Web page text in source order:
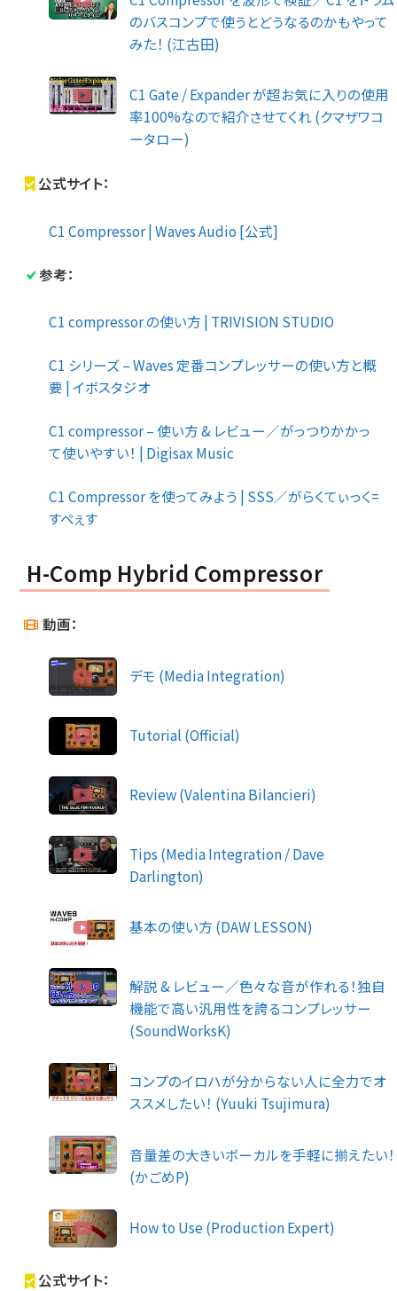
のバスコンプで使うとどうなるのかもやって
みた！ (江古田)
C1 Gate / Expander が超お気に入りの使用
率100%なので紹介させてくれ (クマザワコ
ータロー)
公式サイト：
C1 Compressor | Waves Audio [公式]
参考：
C1 compressor の使い方 | TRIVISION STUDIO
C1 シリーズ – Waves 定番コンプレッサーの使い方と概
要 | イボスタジオ
C1 compressor – 使い方 & レビュー／がっつりかかっ
て使いやすい！ | Digisax Music
C1 Compressor を使ってみよう | SSS／がらくてぃっく=
すぺぇす
H-Comp Hybrid Compressor
動画：
デモ (Media Integration)
Tutorial (Official)
Review (Valentina Bilancieri)
Tips (Media Integration / Dave
Darlington)
基本の使い方 (DAW LESSON)
解説 & レビュー／色々な音が作れる！独自
機能で高い汎用性を誇るコンプレッサー
(SoundWorksK)
コンプのイロハが分からない人に全力でオ
ススメしたい！ (Yuuki Tsujimura)
音量差の大きいボーカルを手軽に揃えたい！
(かごめP)
How to Use (Production Expert)
公式サイト：